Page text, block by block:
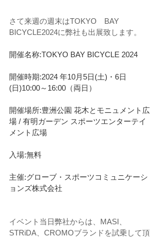
さて来週の週末はTOKYO　BAY
BICYCLE2024に弊社も出展致します。
開催名称:TOKYO BAY BICYCLE 2024
開催時期:2024 年10月5日(土)・6日
(日)10:00～16:00（両日）
開催場所:豊洲公園 花木とモニュメント広
場 / 有明ガーデン スポーツエンターテイ
メント広場
入場:無料
主催:グローブ・スポーツコミュニケーシ
ョンズ株式会社
イベント当日弊社からは、MASI、
STRiDA、CROMOブランドを試乗して頂